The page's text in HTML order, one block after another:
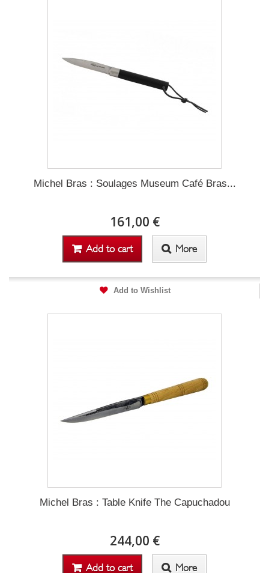
Michel Bras : Soulages Museum Café Bras...
161,00 €
Add to cart More
Add to Wishlist
Michel Bras : Table Knife The Capuchadou
244,00 €
Add to cart More